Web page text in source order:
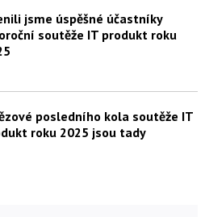
jsme úspěšné účastníky
soutěže IT produkt roku
posledního kola soutěže IT
roku 2025 jsou tady